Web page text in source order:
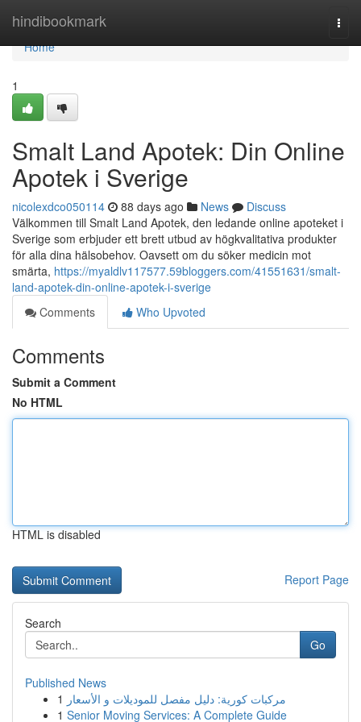
hindibookmark
Home
Home
1
Smalt Land Apotek: Din Online
Apotek i Sverige
nicolexdco050114 88 days ago News
Discuss
Välkommen till Smalt Land Apotek, den ledande online apoteket i
Sverige som erbjuder ett brett utbud av högkvalitativa produkter
för alla dina hälsobehov. Oavsett om du söker medicin mot
smärta, https://myaldlv117577.59bloggers.com/41551631/smalt-
land-apotek-din-online-apotek-i-sverige
Comments
Who Upvoted
Comments
Submit a Comment
No HTML
HTML is disabled
Report Page
Search
Go
Published News
1 مركبات كورية: دليل مفصل للموديلات و الأسعار
1 Senior Moving Services: A Complete Guide